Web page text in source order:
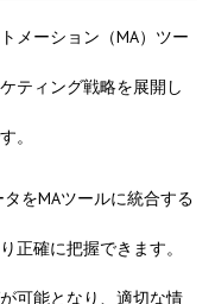
メーション（MA）ツー
ティング戦略を展開し
。
をMAツールに統合する
正確に把握できます。
可能となり、適切な情